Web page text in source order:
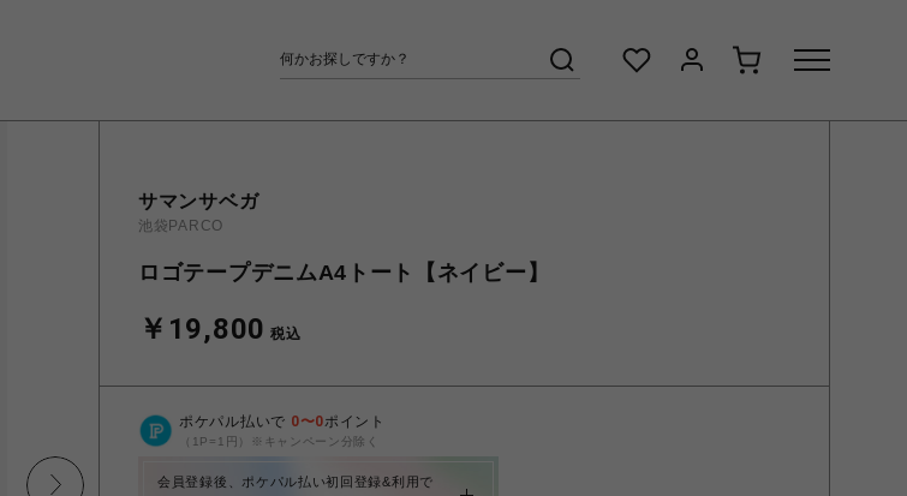
サマンサベガ
池袋PARCO
ロゴテープデニムA4トート【ネイビー】
￥19,800 税込
ポケパル払いで 0〜0ポイント
（1P=1円）※キャンペーン分除く
会員登録後、ポケパル払い初回登録&利用で